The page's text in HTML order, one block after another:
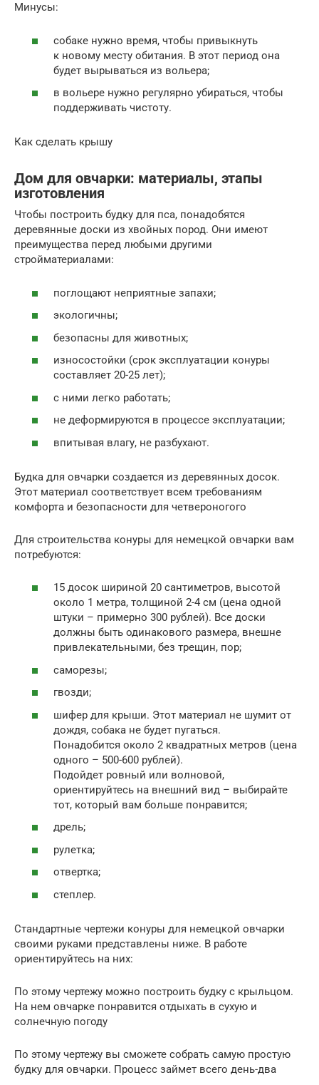
Минусы:
собаке нужно время, чтобы привыкнуть
к новому месту обитания. В этот период она
будет вырываться из вольера;
в вольере нужно регулярно убираться, чтобы
поддерживать чистоту.
Как сделать крышу
Дом для овчарки: материалы, этапы
изготовления
Чтобы построить будку для пса, понадобятся
деревянные доски из хвойных пород. Они имеют
преимущества перед любыми другими
стройматериалами:
поглощают неприятные запахи;
экологичны;
безопасны для животных;
износостойки (срок эксплуатации конуры
составляет 20-25 лет);
с ними легко работать;
не деформируются в процессе эксплуатации;
впитывая влагу, не разбухают.
Будка для овчарки создается из деревянных досок.
Этот материал соответствует всем требованиям
комфорта и безопасности для четвероногого
Для строительства конуры для немецкой овчарки вам
потребуются:
15 досок шириной 20 сантиметров, высотой
около 1 метра, толщиной 2-4 см (цена одной
штуки – примерно 300 рублей). Все доски
должны быть одинакового размера, внешне
привлекательными, без трещин, пор;
саморезы;
гвозди;
шифер для крыши. Этот материал не шумит от
дождя, собака не будет пугаться.
Понадобится около 2 квадратных метров (цена
одного – 500-600 рублей).
Подойдет ровный или волновой,
ориентируйтесь на внешний вид – выбирайте
тот, который вам больше понравится;
дрель;
рулетка;
отвертка;
степлер.
Стандартные чертежи конуры для немецкой овчарки
своими руками представлены ниже. В работе
ориентируйтесь на них:
По этому чертежу можно построить будку с крыльцом.
На нем овчарке понравится отдыхать в сухую и
солнечную погоду
По этому чертежу вы сможете собрать самую простую
будку для овчарки. Процесс займет всего день-два